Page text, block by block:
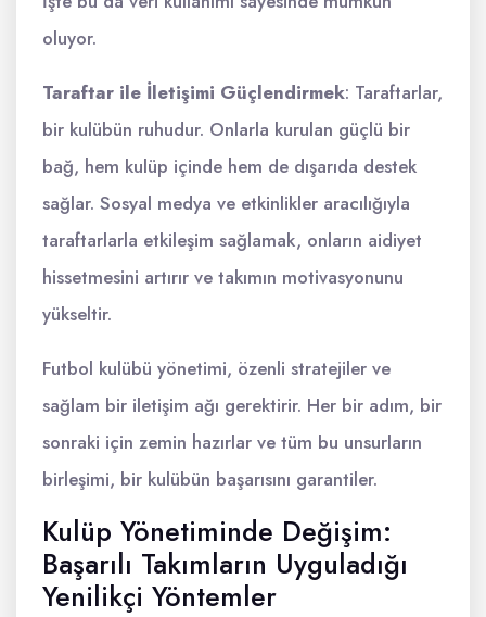
oluyor.
Taraftar ile İletişimi Güçlendirmek: Taraftarlar,
bir kulübün ruhudur. Onlarla kurulan güçlü bir
bağ, hem kulüp içinde hem de dışarıda destek
sağlar. Sosyal medya ve etkinlikler aracılığıyla
taraftarlarla etkileşim sağlamak, onların aidiyet
hissetmesini artırır ve takımın motivasyonunu
yükseltir.
Futbol kulübü yönetimi, özenli stratejiler ve
sağlam bir iletişim ağı gerektirir. Her bir adım, bir
sonraki için zemin hazırlar ve tüm bu unsurların
birleşimi, bir kulübün başarısını garantiler.
Kulüp Yönetiminde Değişim:
Başarılı Takımların Uyguladığı
Yenilikçi Yöntemler